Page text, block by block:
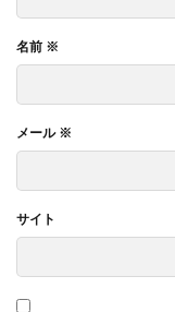
名前 ※
メール ※
サイト